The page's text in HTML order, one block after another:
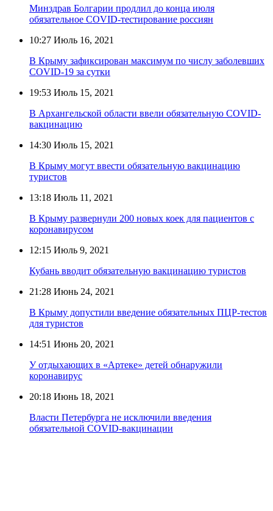
Минздрав Болгарии продлил до конца июля
обязательное COVID-тестирование россиян
10:27 Июль 16, 2021
В Крыму зафиксирован максимум по числу заболевших
COVID-19 за сутки
19:53 Июль 15, 2021
В Архангельской области ввели обязательную COVID-
вакцинацию
14:30 Июль 15, 2021
В Крыму могут ввести обязательную вакцинацию
туристов
13:18 Июль 11, 2021
В Крыму развернули 200 новых коек для пациентов с
коронавирусом
12:15 Июль 9, 2021
Кубань вводит обязательную вакцинацию туристов
21:28 Июнь 24, 2021
В Крыму допустили введение обязательных ПЦР-тестов
для туристов
14:51 Июнь 20, 2021
У отдыхающих в «Артеке» детей обнаружили
коронавирус
20:18 Июнь 18, 2021
Власти Петербурга не исключили введения
обязательной COVID-вакцинации